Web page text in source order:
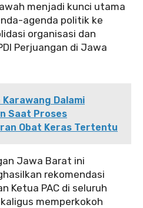
menjadi kunci utama
agenda politik ke
organisasi dan
Perjuangan di Jawa
Dalami
Saat Proses
Obat Keras Tertentu
Jawa Barat ini
rekomendasi
Ketua PAC di seluruh
memperkokoh